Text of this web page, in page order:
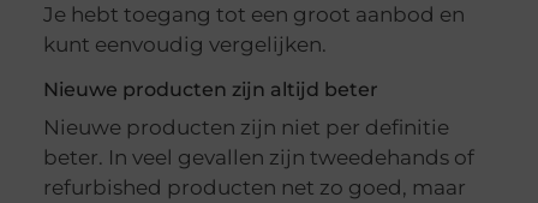
Je hebt toegang tot een groot aanbod en
kunt eenvoudig vergelijken.
Nieuwe producten zijn altijd beter
Nieuwe producten zijn niet per definitie
beter. In veel gevallen zijn tweedehands of
refurbished producten net zo goed, maar